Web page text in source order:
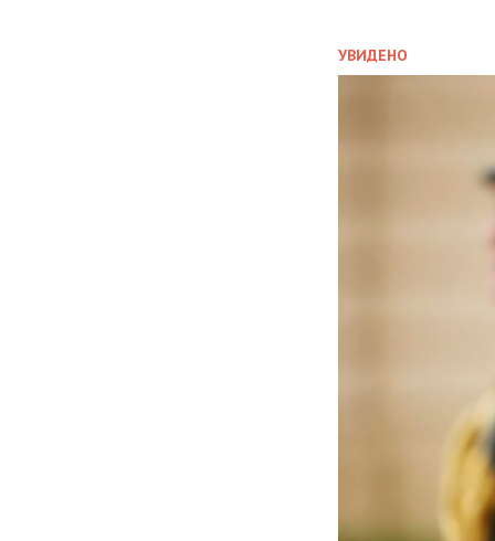
УВИДЕНО